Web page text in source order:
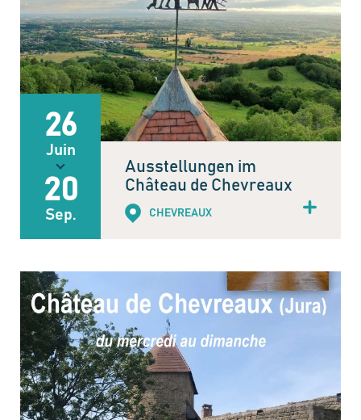
26
Juin
20
Sep.
Ausstellungen im
Château de Chevreaux
CHEVREAUX